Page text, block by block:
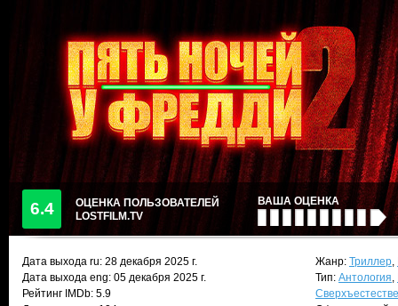
6.4
ОЦЕНКА ПОЛЬЗОВАТЕЛЕЙ
LOSTFILM.TV
ВАША ОЦЕНКА
Дата выхода ru: 28 декабря 2025 г.
Дата выхода eng: 05 декабря 2025 г.
Рейтинг IMDb: 5.9
Жанр: Триллер,
Тип: Антология,